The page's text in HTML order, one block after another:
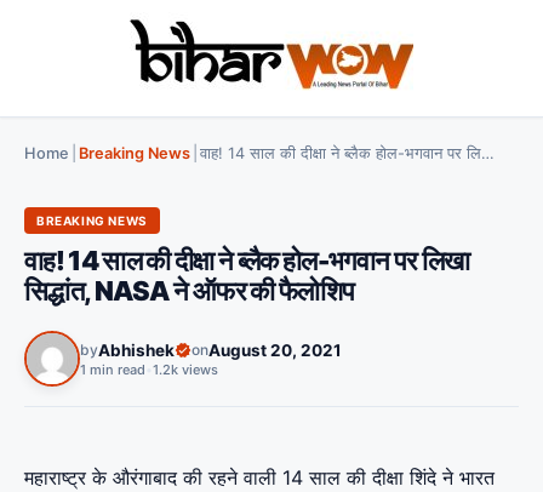
Home Breaking News वाह! 14 साल की दीक्षा ने ब्लैक होल-भगवान पर लिखा सिद्धांत, NASA ने ऑफर की फैलोशिप
BREAKING NEWS
वाह! 14 साल की दीक्षा ने ब्लैक होल-भगवान पर लिखा
सिद्धांत, NASA ने ऑफर की फैलोशिप
byAbhishek onAugust 20, 2021
1 min read 1.2k views
महाराष्ट्र के औरंगाबाद की रहने वाली 14 साल की दीक्षा शिंदे ने भारत